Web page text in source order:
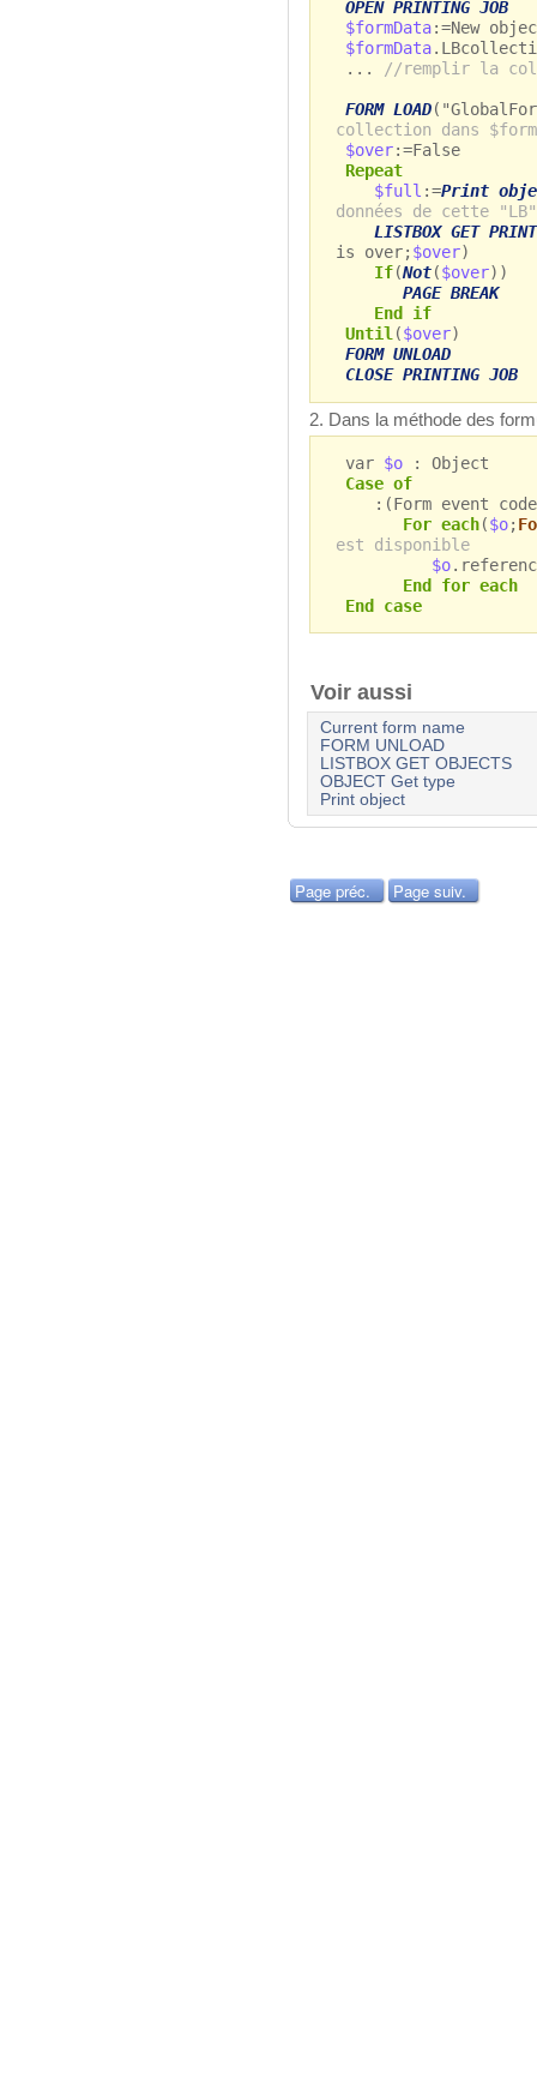
OPEN PRINTING JOB
$formData:=New
$formData
...
//remplir la
FORM LOAD
collection dans
$over:=False
Repeat
$full :=Print
données de cette
LISTBOX GET
is over;$over)
If(Not($over))
PAGE BREAK
End if
Until ($over)
FORM UNLOAD
CLOSE PRINTING JOB
2. Dans la méthode des
var$o
: Object
Case of
:(Form event
For each($o;
est disponible
$o
End for each
End case
Voir aussi
Current form name
FORM UNLOAD
LISTBOX GET OBJECTS
OBJECT Get type
Print object
Page préc. Page suiv.